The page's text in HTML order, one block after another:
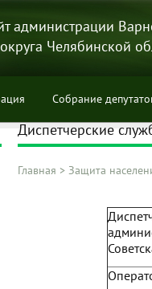
администрации
Челябинской
Собрание
Диспетчерские
Главная > Защита